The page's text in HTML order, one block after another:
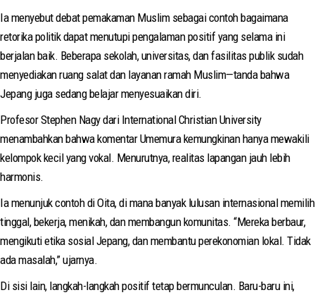
Ia menyebut debat pemakaman Muslim sebagai contoh bagaimana
retorika politik dapat menutupi pengalaman positif yang selama ini
berjalan baik. Beberapa sekolah, universitas, dan fasilitas publik sudah
menyediakan ruang salat dan layanan ramah Muslim—tanda bahwa
Jepang juga sedang belajar menyesuaikan diri.
Profesor Stephen Nagy dari International Christian University
menambahkan bahwa komentar Umemura kemungkinan hanya mewakili
kelompok kecil yang vokal. Menurutnya, realitas lapangan jauh lebih
harmonis.
Ia menunjuk contoh di Oita, di mana banyak lulusan internasional memilih
tinggal, bekerja, menikah, dan membangun komunitas. “Mereka berbaur,
mengikuti etika sosial Jepang, dan membantu perekonomian lokal. Tidak
ada masalah,” ujarnya.
Di sisi lain, langkah-langkah positif tetap bermunculan. Baru-baru ini,